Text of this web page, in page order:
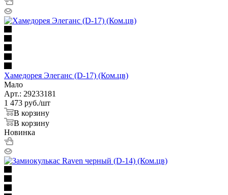
Хамедорея Элеганс (D-17) (Ком.цв)
Мало
Арт.: 29233181
1 473 руб./шт
В корзину
В корзину
Новинка